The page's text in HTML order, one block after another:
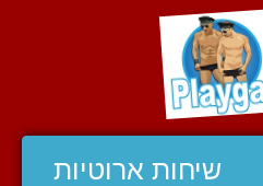
שיחות ארוטיות